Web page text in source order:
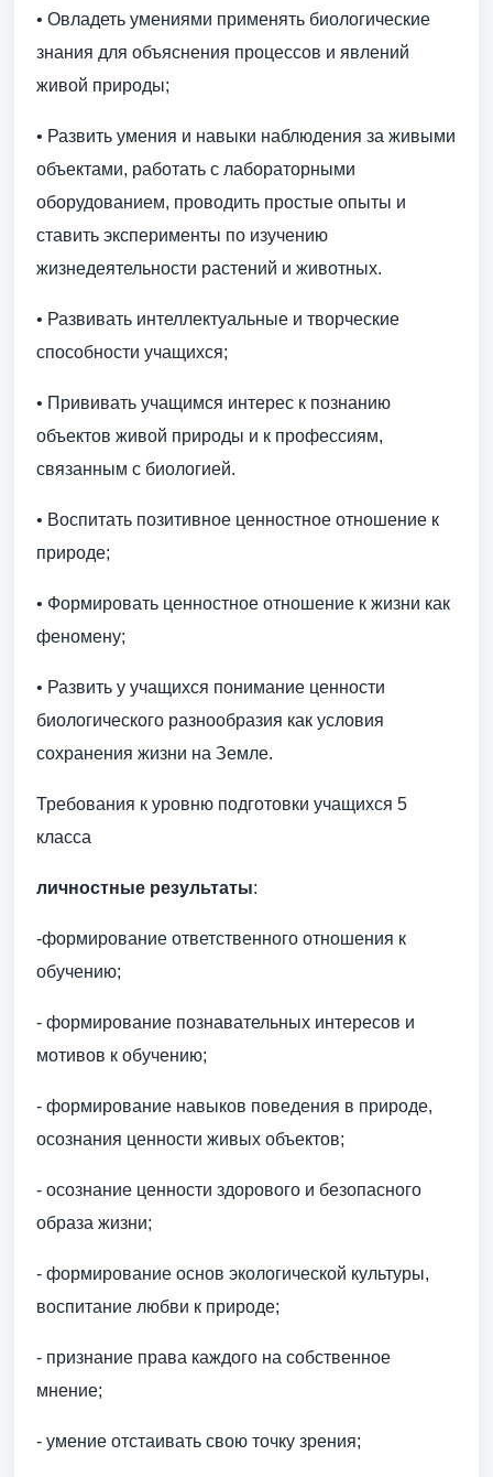
• Овладеть умениями применять биологические
знания для объяснения процессов и явлений
живой природы;
• Развить умения и навыки наблюдения за живыми
объектами, работать с лабораторными
оборудованием, проводить простые опыты и
ставить эксперименты по изучению
жизнедеятельности растений и животных.
• Развивать интеллектуальные и творческие
способности учащихся;
• Прививать учащимся интерес к познанию
объектов живой природы и к профессиям,
связанным с биологией.
• Воспитать позитивное ценностное отношение к
природе;
• Формировать ценностное отношение к жизни как
феномену;
• Развить у учащихся понимание ценности
биологического разнообразия как условия
сохранения жизни на Земле.
Требования к уровню подготовки учащихся 5
класса
личностные результаты:
-формирование ответственного отношения к
обучению;
- формирование познавательных интересов и
мотивов к обучению;
- формирование навыков поведения в природе,
осознания ценности живых объектов;
- осознание ценности здорового и безопасного
образа жизни;
- формирование основ экологической культуры,
воспитание любви к природе;
- признание права каждого на собственное
мнение;
- умение отстаивать свою точку зрения;